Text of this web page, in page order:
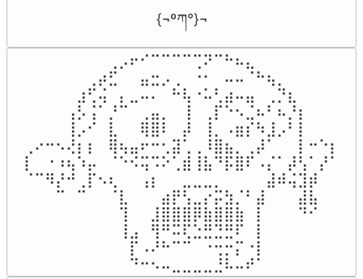
{¬ºཀ°}¬
⠀⠀⠀⠀⠀⠀⠀⠀⢀⡠⠖⠊⠉⠉⠉⠉⢉⠝⠉⠓⠦⣄⠀⠀⠀⠀⠀⠀⠀⠀
⠀⠀⠀⠀⠀⠀⢀⡴⣋⠀⠀⣤⣒⡠⢀⠀⠐⠂⠀⠤⠤⠈⠓⢦⡀⠀⠀⠀⠀⠀
⠀⠀⠀⠀⠀⣰⢋⢬⠀⡄⣀⠤⠄⠀⠓⢧⠐⠥⢃⣴⠤⣤⠀⢀⡙⣆⠀⠀⠀⠀
⠀⠀⠀⠀⢠⡣⢨⠁⡘⠉⠀⢀⣤⡀⠀⢸⠀⢀⡏⠑⠢⣈⠦⠃⠦⡘⡆⠀⠀⠀
⠀⠀⠀⠀⢸⡠⠊⠀⣇⠀⠀⢿⣿⠇⠀⡼⠀⢸⡀⠠⣶⡎⠳⣸⡠⠃⡇⠀⠀⠀
⢀⠔⠒⠢⢜⡆⡆⠀⢿⢦⣤⠖⠒⢂⣽⢁⢀⠸⣿⣦⡀⢀⡼⠁⠀⠀⡇⠒⠑⡆
⡇⠀⠐⠰⢦⠱⡤⠀⠈⠑⠪⢭⠩⠕⢁⣾⢸⣧⠙⡯⣿⠏⠠⡌⠁⡼⢣⠁⡜⠁
⠈⠉⠻⡜⠚⢀⡏⠢⢆⠀⠀⢠⡆⠀⠀⣀⣀⣀⡀⠀⠀⠀⠀⣼⠾⢬⣹⡾⠀⠀
⠀⠀⠀⠉⠀⠉⠀⠀⠈⣇⠀⠀⠀⣴⡟⢣⣀⡔⡭⣳⡈⠃⣼⠀⠀⠀⣼⣧⠀⠀
⠀⠀⠀⠀⠀⠀⠀⠀⠀⢹⠀⠀⣸⣿⣿⣿⡿⣷⣿⣿⣷⠀⡇⠀⠀⠀⠙⠊⠀⠀
⠀⠀⠀⠀⠀⠀⠀⠀⠀⢸⣠⠀⢻⠛⠭⢏⣑⣛⣙⣛⠏⠀⡇⠀⠀⠀⠀⠀⠀⠀
⠀⠀⠀⠀⠀⠀⠀⠀⠀⠀⡏⠠⠜⠓⠉⠉⠀⠐⢒⡒⡍⠐⡇⠀⠀⠀⠀⠀⠀⠀
⠀⠀⠀⠀⠀⠀⠀⠀⠀⠀⠙⠒⠢⠤⣀⣀⣀⣀⣘⠧⠤⠞⠁⠀⠀⠀⠀⠀⠀⠀